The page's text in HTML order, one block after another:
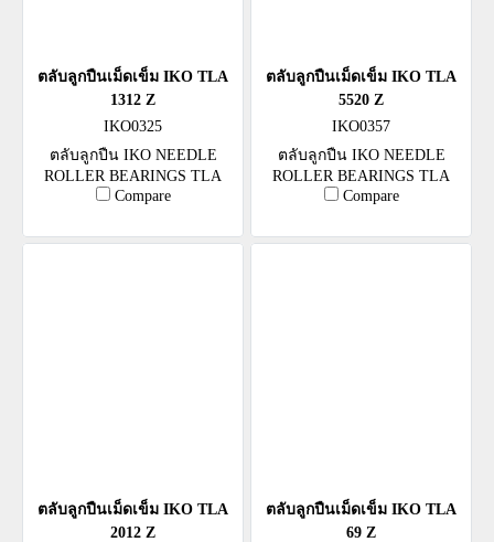
ตลับลูกปืนเม็ดเข็ม IKO TLA
1312 Z
IKO0325
ตลับลูกปืน IKO NEEDLE
ROLLER BEARINGS TLA
1312 Z
Compare
ตลับลูกปืนเม็ดเข็ม IKO TLA
5520 Z
IKO0357
ตลับลูกปืน IKO NEEDLE
ROLLER BEARINGS TLA
5520 Z
Compare
ตลับลูกปืนเม็ดเข็ม IKO TLA
2012 Z
ตลับลูกปืนเม็ดเข็ม IKO TLA
69 Z